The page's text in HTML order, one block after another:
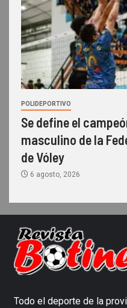
POLIDEPORTIVO
Se define el
masculino de la
de Vóley
6 agosto, 2026
Todo el deporte de la